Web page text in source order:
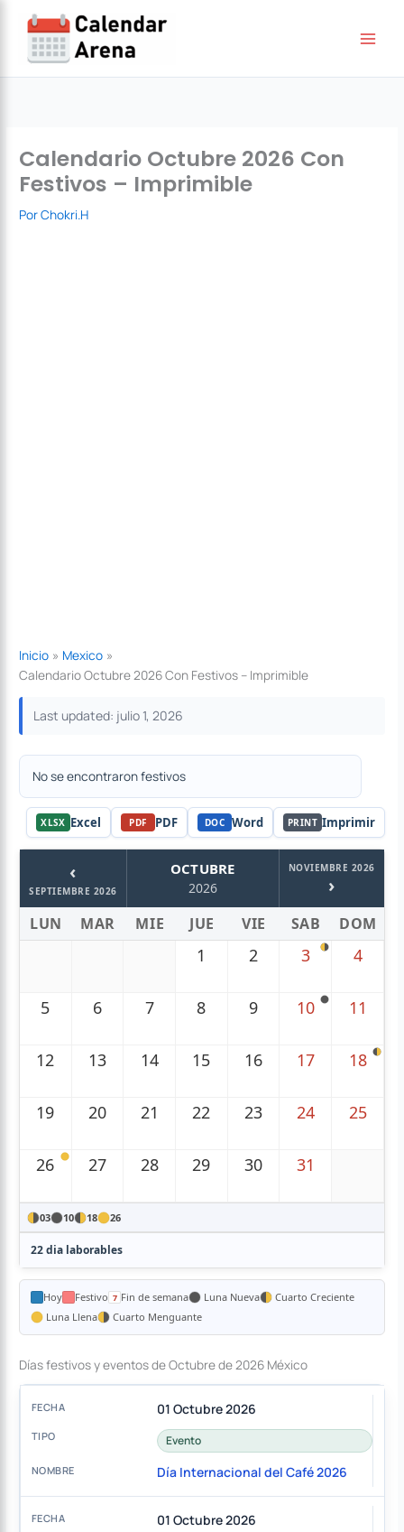
contenido
Calendario Octubre 2026 Con
Festivos – Imprimible
PorChokri.H
Inicio
Mexico
Calendario Octubre 2026 Con Festivos – Imprimible
Last updated: julio 1, 2026
No se encontraron festivos
XLSX Excel PDF PDF DOC Word PRINT Imprimir
‹
SEPTIEMBRE 2026
OCTUBRE
2026
NOVIEMBRE 2026
›
LUN MAR MIE JUE VIE SAB DOM
1 2 3 4
5 6 7 8 9 10 11
12 13 14 15 16 17 18
19 20 21 22 23 24 25
26 27 28 29 30 31
03 10 18 26
22 dia laborables
Hoy Festivo Fin de semana Luna Nueva
Cuarto Creciente
Luna Llena
Cuarto Menguante
Días festivos y eventos de Octubre de 2026 México
01 Octubre 2026
Evento
Día Internacional del Café 2026
01 Octubre 2026